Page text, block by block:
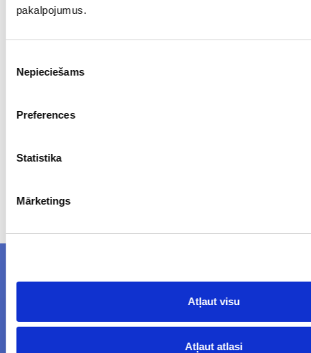
pakalpojumus.
izvēle
Nepieciešams
Preferences
Statistika
Mārketings
Atļaut visu
Atļaut atlasi
Prices excluding VAT. The indicated prices may be changed
without a prior warning.